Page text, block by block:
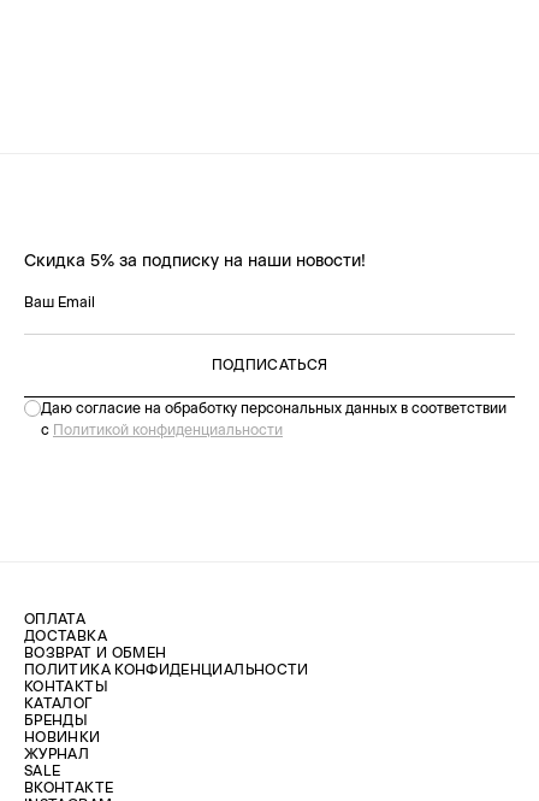
Скидка 5% за подписку на наши новости!
ПОДПИСАТЬСЯ
Даю согласие на обработку персональных данных в соответствии
с Политикой конфиденциальности
ОПЛАТА
ДОСТАВКА
ВОЗВРАТ И ОБМЕН
ПОЛИТИКА КОНФИДЕНЦИАЛЬНОСТИ
КОНТАКТЫ
ВКОНТАКТЕ
КАТАЛОГ
БРЕНДЫ
НОВИНКИ
ЖУРНАЛ
SALE